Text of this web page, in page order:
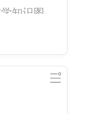
知识图谱-
域应用场
析、一生